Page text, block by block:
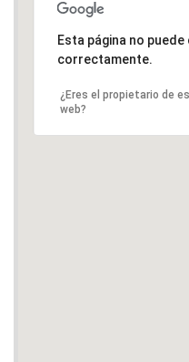
Esta página no
correctamente.
¿Eres el propietario de
web?